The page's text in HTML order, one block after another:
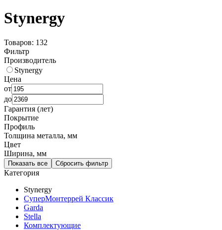
Stynergy
Товаров: 132
Фильтр
Производитель
Stynergy
Цена
от
до
Гарантия (лет)
Покрытие
Профиль
Толщина металла, мм
Цвет
Ширина, мм
Показать все Сбросить фильтр
Категория
Stynergy
СуперМонтеррей Классик
Garda
Stella
Комплектующие